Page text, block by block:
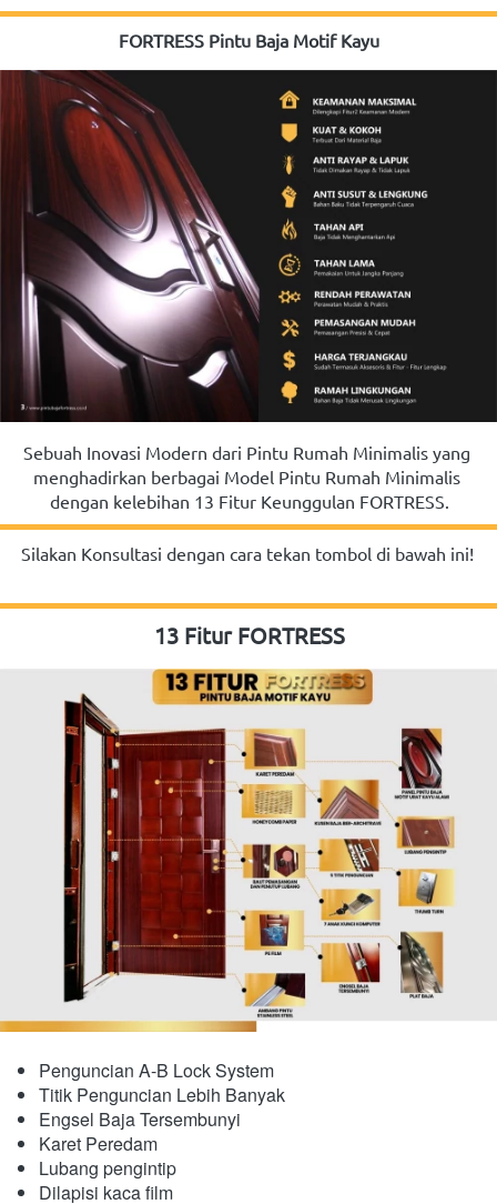
FORTRESS Pintu Baja Motif Kayu
Sebuah Inovasi Modern dari Pintu Rumah Minimalis yang
menghadirkan berbagai Model Pintu Rumah Minimalis
dengan kelebihan 13 Fitur Keunggulan FORTRESS.
Silakan Konsultasi dengan cara tekan tombol di bawah ini!
13 Fitur FORTRESS
Penguncian A-B Lock System
Titik Penguncian Lebih Banyak
Engsel Baja Tersembunyi
​Karet Peredam
Lubang pengintip
Dilapisi kaca film